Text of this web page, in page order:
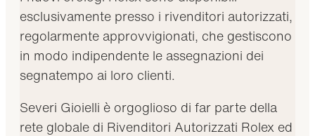
esclusivamente presso i rivenditori autorizzati,
regolarmente approvvigionati, che gestiscono
in modo indipendente le assegnazioni dei
segnatempo ai loro clienti.
Severi Gioielli è orgoglioso di far parte della
rete globale di Rivenditori Autorizzati Rolex ed